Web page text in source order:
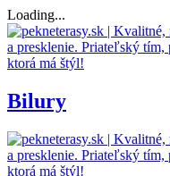
Loading...
Bilury